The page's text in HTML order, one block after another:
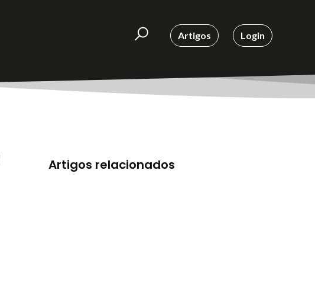
Artigos Login
Artigos relacionados